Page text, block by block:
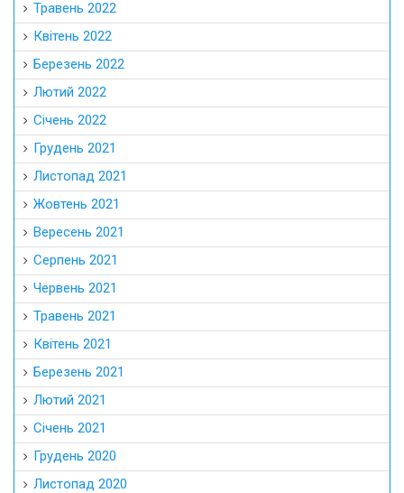
Травень 2022
Квітень 2022
Березень 2022
Лютий 2022
Січень 2022
Грудень 2021
Листопад 2021
Жовтень 2021
Вересень 2021
Серпень 2021
Червень 2021
Травень 2021
Квітень 2021
Березень 2021
Лютий 2021
Січень 2021
Грудень 2020
Листопад 2020